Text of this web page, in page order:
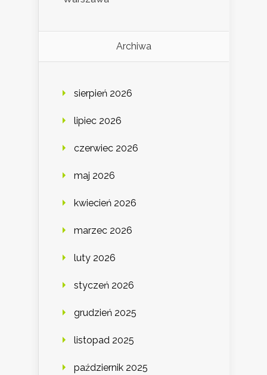
Archiwa
sierpień 2026
lipiec 2026
czerwiec 2026
maj 2026
kwiecień 2026
marzec 2026
luty 2026
styczeń 2026
grudzień 2025
listopad 2025
październik 2025